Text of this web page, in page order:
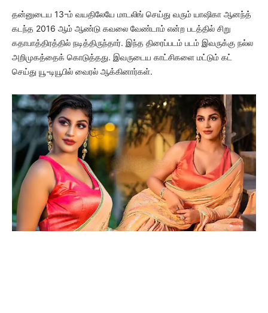
தன்னுடைய 13-ம் வயதிலேயே மாடலிங் செய்து வரும் யாஷிகா ஆனந்த்
கடந்த 2016 ஆம் ஆண்டு கவலை வேண்டாம் என்ற படத்தில் சிறு
கதாபாத்திரத்தில் நடித்திருந்தார். இந்த திரைப்படம் படம் இவருக்கு நல்ல
அறிமுகத்தைக் கொடுத்தது. இவருடைய காட்சிகளை மட்டும் கட்
செய்து யூ-டியூபில் வைரல் ஆக்கினார்கள்.